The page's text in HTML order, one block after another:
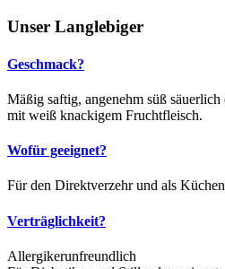
Unser Langlebiger
Geschmack?
Mäßig saftig, angenehm süß säuerlich
mit weiß knackigem Fruchtfleisch.
Wofür geeignet?
Für den Direktverzehr und als
Verträglichkeit?
Allergikerunfreundlich